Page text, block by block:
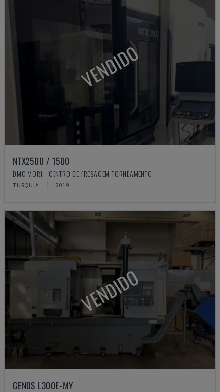
VENDIDO
NTX2500 / 1500
DMG MORI - CENTRO DE FRESAGEM-TORNEAMENTO
TURQUIA 2019
VENDIDO
GENOS L300E-MY